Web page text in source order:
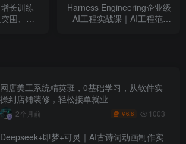
长训练
围、榜
Harness Engineering企业级
AI工程实战课｜AI工程范式
网店美工系统精英班，0基础学习，从软件实
操到店铺装修，轻松接单就业
2个月前 ￥6.6 1003
Deepseek+即梦+可灵｜AI古诗词动画制作实